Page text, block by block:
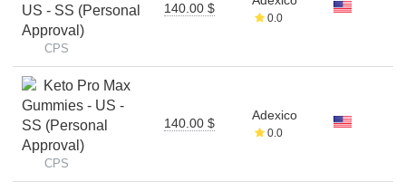
US - SS (Personal
Approval)
CPS
140.00 $
0.0
Keto Pro Max
Gummies - US -
SS (Personal
Approval)
CPS
140.00 $
Adexico
0.0